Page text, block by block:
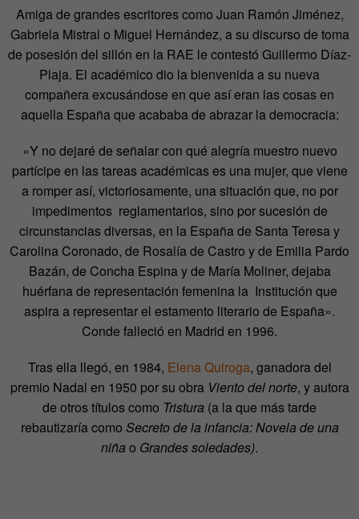
Amiga de grandes escritores como Juan Ramón Jiménez,
Gabriela Mistral o Miguel Hernández, a su discurso de toma
de posesión del sillón en la RAE le contestó Guillermo Díaz-
Plaja. El académico dio la bienvenida a su nueva
compañera excusándose en que así eran las cosas en
aquella España que acababa de abrazar la democracia:
«Y no dejaré de señalar con qué alegría muestro nuevo
partícipe en las tareas académicas es una mujer, que viene
a romper así, victoriosamente, una situación que, no por
impedimentos reglamentarios, sino por sucesión de
circunstancias diversas, en la España de Santa Teresa y
Carolina Coronado, de Rosalía de Castro y de Emilia Pardo
Bazán, de Concha Espina y de María Moliner, dejaba
huérfana de representación femenina la Institución que
aspira a representar el estamento literario de España».
Conde falleció en Madrid en 1996.
Tras ella llegó, en 1984, Elena Quiroga, ganadora del
premio Nadal en 1950 por su obra Viento del norte, y autora
de otros títulos como Tristura (a la que más tarde
rebautizaría como Secreto de la infancia: Novela de una
niña o Grandes soledades).